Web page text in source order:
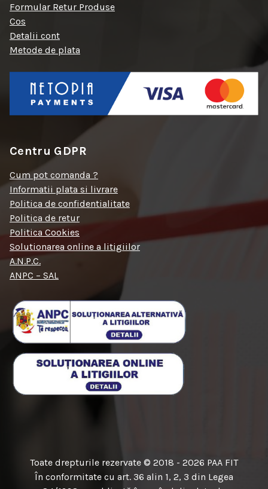
Formular Retur Produse
Cos
Detalii cont
Metode de plata
Centru GDPR
Cum pot comanda ?
Informatii plata si livrare
Politica de confidentialitate
Politica de retur
Politica Cookies
Solutionarea online a litigiilor
A.N.P.C.
ANPC – SAL
Toate drepturile rezervate © 2018 - 2026 PAA FIT
În conformitate cu art. 36 alin 1, 2, 3 din Legea